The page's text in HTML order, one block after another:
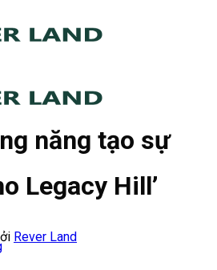
năng tạo sự
Legacy Hill’
Rever Land